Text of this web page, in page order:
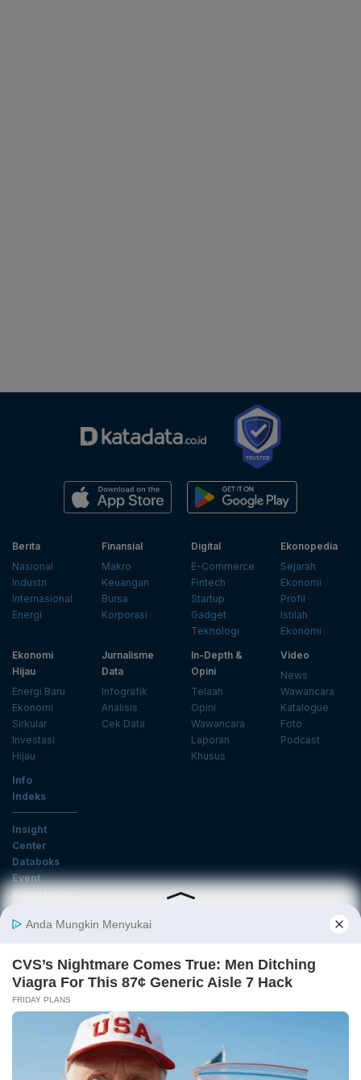
Berita
Nasional
Industri
Internasional
Energi
Finansial
Makro
Keuangan
Bursa
Korporasi
Digital
E-Commerce
Fintech
Startup
Gadget
Teknologi
Ekonopedia
Sejarah
Ekonomi
Profil
Istilah
Ekonomi
Ekonomi
Hijau
Energi Baru
Ekonomi
Sirkular
Investasi
Hijau
Jurnalisme
Data
Infografik
Analisis
Cek Data
In-Depth &
Opini
Telaah
Opini
Wawancara
Laporan
Khusus
Video
News
Wawancara
Katalogue
Foto
Podcast
Info
Indeks
Insight
Center
Databoks
Event
KatadataOto
Email
Daftar
Tentang Katadata Advertising Karier Pedoman Media Siber